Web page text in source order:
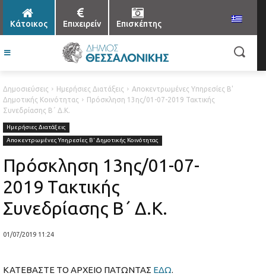
Κάτοικος Επιχειρείν Επισκέπτης
Δημοσιεύσεις Ημερήσιες Διατάξεις
Αποκεντρωμένες Υπηρεσίες Β'
Δημοτικής Κοινότητας
Πρόσκληση 13ης/01-07-2019 Τακτικής
Συνεδρίασης Β΄ Δ.Κ.
Ημερήσιες Διατάξεις
Αποκεντρωμένες Υπηρεσίες Β' Δημοτικής Κοινότητας
Πρόσκληση 13ης/01-07-
2019 Τακτικής
Συνεδρίασης Β΄ Δ.Κ.
01/07/2019 11:24
ΚΑΤΕΒΑΣΤΕ ΤΟ ΑΡΧΕΙΟ ΠΑΤΩΝΤΑΣ ΕΔΩ.